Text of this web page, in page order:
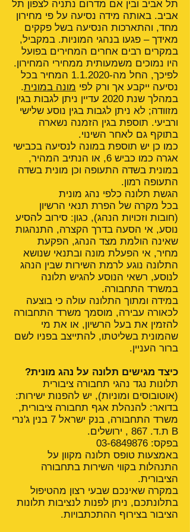
תל אביב ובין אם מדרום נתניה לצפון תל
אביב. באותה מידה נסיעה על פי מחירון
מחד, והתארכות הנסיעה בשל פקקים
מאידך – פגעו בנהגי המוניות. במקביל,
במקרים רבים אחרים המחירים בפועל
היו נמוכים משמעותית ממחירי המחירון.
לפיכך, החל מה-1.1.2020 המחיר בכל
נסיעה ייקבע אך ורק לפי מונה במונית.
במהלך שנת 2020 עדיין ניתן לגבות בגין
מזוודה; לא ניתן לגבות בגין נוסע שלישי
ורביעי. תוספת בגין הזמנה נשארה
בתוקף גם לאחר השינוי.
כמו כן יש תוספת במונה לנסיעה בכבישי
אגרה כמו כביש 6, או הנתיב המהיר,
במונית בשדה התעופה וכן מונית בשדה
התעופה רמון.
הגשת תלונה כלפי נהג מונית
בכל מקרה של הפרת תנאי הרשיון
(חובות וזכויות הנהג), כגון: סירוב להסיע
נוסע, אי הסעה בדרך הקצרה, התנהגות
שאינה הולמת מצד הנהג, הפקעת
מחיר, אי הפעלת מונה ובתנאי שנושא
התלונה נוגע לרמת השירות שבין הנהג
לנוסע, רשאי הנוסע להגיש תלונה
במשרד התחבורה.
במידה ומתוך התלונה עולה כי בוצעה
לכאורה עבירה, מוסמך משרד התחבורה
להזמין את בעל הרשיון, או את מי
שהמונית בשליטתו, להתייצב בפניו לשם
ברור העניין.
כיצד מגישים תלונה על נהג מונית?
תלונות נגד נהגי תחבורה ציבורית
(אוטובוסים ומוניות), יש להפנות ישירות:
בדואר: להנהלת אגף תחבורה ציבורית,
משרד התחבורה, בנק ישראל 7 בנין ג'נרי
B ת.ד. 867 , ירושלים.
בפקס: 03-6849876
באמצעות טופס תלונה מקוון על
התנהלות בקווי השירות בתחבורה
הציבורית.
במקרה שאינכם שבעי רצון מהטיפול
בתלונתכם, ניתן לפנות לנציבות תלונות
הציבור בצירוף ההתכתבויות.